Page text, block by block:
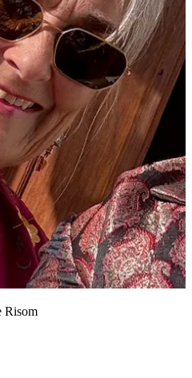
Risom